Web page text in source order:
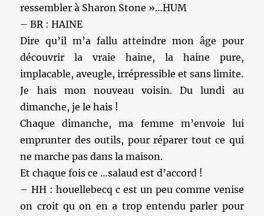
ressembler à Sharon Stone »…HUM
– BR : HAINE
Dire qu’il m’a fallu atteindre mon âge pour
découvrir la vraie haine, la haine pure,
implacable, aveugle, irrépressible et sans limite.
Je hais mon nouveau voisin. Du lundi au
dimanche, je le hais !
Chaque dimanche, ma femme m’envoie lui
emprunter des outils, pour réparer tout ce qui
ne marche pas dans la maison.
Et chaque fois ce …salaud est d’accord !
– HH : houellebecq c est un peu comme venise
on croit qu on en a trop entendu parler pour